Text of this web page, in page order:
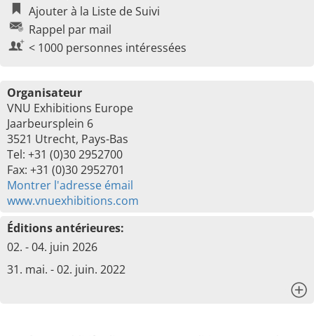
Ajouter à la Liste de Suivi
Rappel par mail
< 1000 personnes intéressées
Organisateur
VNU Exhibitions Europe
Jaarbeursplein 6
3521 Utrecht, Pays-Bas
Tel: +31 (0)30 2952700
Fax: +31 (0)30 2952701
Montrer l'adresse émail
www.vnuexhibitions.com
Éditions antérieures:
02. - 04. juin 2026
31. mai. - 02. juin. 2022